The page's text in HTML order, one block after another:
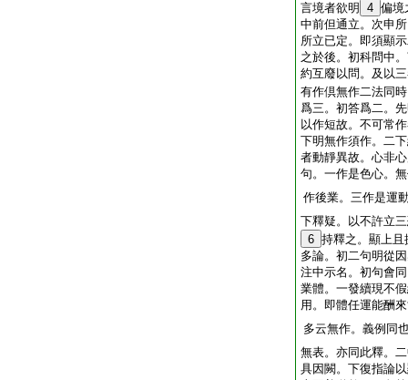
言境者欲明
4 偏境
中前但通立。次申
所立已定。即須顯
之於後。初科問中
約互廢以問。及以
有作倶無作二法同
爲三。初答爲二。
以作短故。不可常
下明無作須作。二
者動靜異故。心非
句。一作是色心。
作後業。三作是運
下釋疑。以不許立
6 持釋之。顯上
多論。初二句明從
注中示名。初句會
業體。一發續現不
用。即體任運能酬
多云無作。義例同
無表。亦同此釋。
具因闕。下復指論